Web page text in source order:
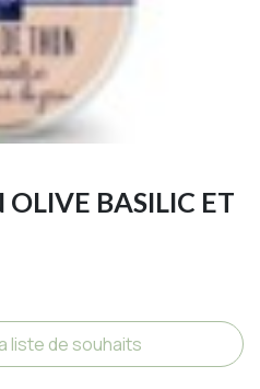
BASILIC ET
liste de souhaits